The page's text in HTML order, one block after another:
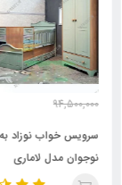
94,500,000
تومان
سرویس خواب نوزاد به
نوجوان مدل لاماری